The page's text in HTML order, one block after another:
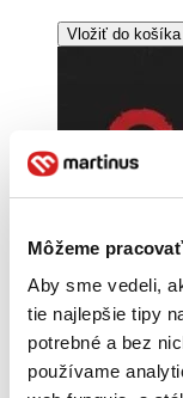
Môžeme
Aby sme vedeli,
tie najlepšie tipy
potrebné a bez
používame
Vložiť do košíka